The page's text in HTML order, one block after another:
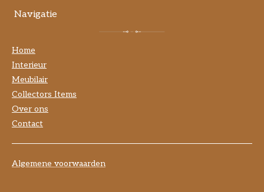
Navigatie
Home
Interieur
Meubilair
Collectors Items
Over ons
Contact
Algemene voorwaarden